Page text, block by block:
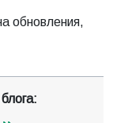
обновления,